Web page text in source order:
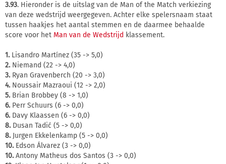
3.93. Hieronder is de uitslag van de Man of the Match verkiezing
van deze wedstrijd weergegeven. Achter elke spelersnaam staat
tussen haakjes het aantal stemmen en de daarmee behaalde
score voor het Man van de Wedstrijd klassement.
1.Lisandro Martínez (35 -> 5,0)
2.Niemand (22 -> 4,0)
3.Ryan Gravenberch (20 -> 3,0)
4.Noussair Mazraoui (12 -> 2,0)
5.Brian Brobbey (8 -> 1,0)
6.Perr Schuurs (6 -> 0,0)
6.Davy Klaassen (6 -> 0,0)
8.Dusan Tadić (5 -> 0,0)
8.Jurgen Ekkelenkamp (5 -> 0,0)
10.Edson Álvarez (3 -> 0,0)
10.Antony Matheus dos Santos (3 -> 0,0)